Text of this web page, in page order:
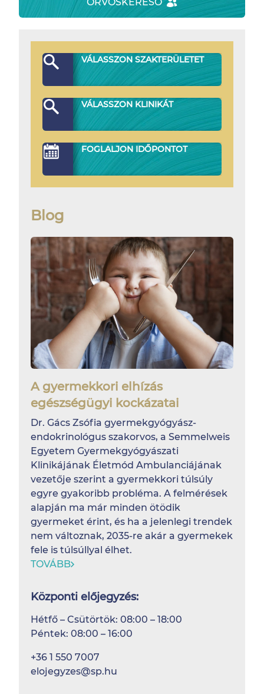
VÁLASSZON SZAKTERÜLETET
VÁLASSZON KLINIKÁT
FOGLALJON IDŐPONTOT
Blog
A gyermekkori elhízás
egészségügyi kockázatai
Dr. Gács Zsófia gyermekgyógyász-
endokrinológus szakorvos, a Semmelweis
Egyetem Gyermekgyógyászati
Klinikájának Életmód Ambulanciájának
vezetője szerint a gyermekkori túlsúly
egyre gyakoribb probléma. A felmérések
alapján ma már minden ötödik
gyermeket érint, és ha a jelenlegi trendek
nem változnak, 2035-re akár a gyermekek
fele is túlsúllyal élhet.
TOVÁBB
Központi előjegyzés:
Hétfő – Csütörtök: 08:00 – 18:00
Péntek: 08:00 – 16:00
+36 1 550 7007
elojegyzes@sp.hu